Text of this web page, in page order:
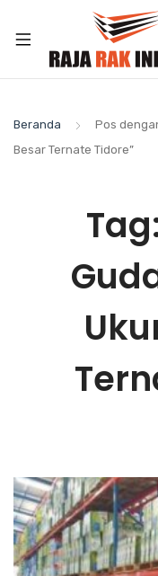
Beranda
Pos
Besar Ternate Tidore”